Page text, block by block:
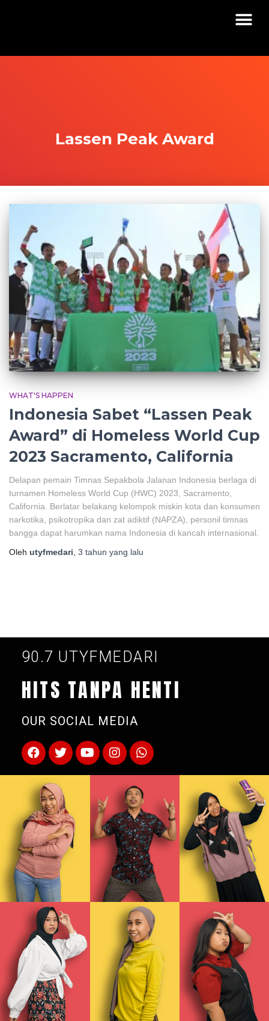
Lassen Peak Award
WHAT'S HAPPEN
Indonesia Sabet “Lassen Peak
Award” di Homeless World Cup
2023 Sacramento, California
Delapan pemain Timnas Sepakbola Jalanan Indonesia berlaga di
turnamen Homeless World Cup (HWC) 2023, Sacramento,
California. Berlatar belakang kelompok miskin kota dan konsumen
narkotika, psikotropika dan zat adiktif (NAPZA), personil timnas
bangga dapat harumkan nama Indonesia di kancah internasional.
Oleh utyfmedari 3 tahun yang lalu
90.7 UTYFMEDARI
HITS TANPA HENTI
OUR SOCIAL MEDIA